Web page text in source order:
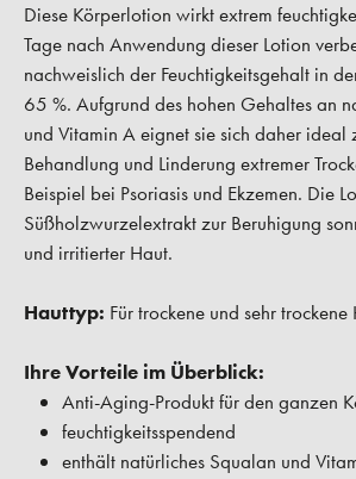
Diese Körperlotion wirkt extrem
Tage nach Anwendung dieser Lotion
nachweislich der Feuchtigkeitsgehalt in
65 %. Aufgrund des hohen Gehaltes an
und Vitamin A eignet sie sich daher ideal
Behandlung und Linderung extremer
Beispiel bei Psoriasis und Ekzemen. Die
Süßholzwurzelextrakt zur Beruhigung
und irritierter Haut.
Hauttyp: Für trockene und sehr
Ihre Vorteile im Überblick:
Anti-Aging-Produkt für den ganzen
feuchtigkeitsspendend
enthält natürliches Squalan und